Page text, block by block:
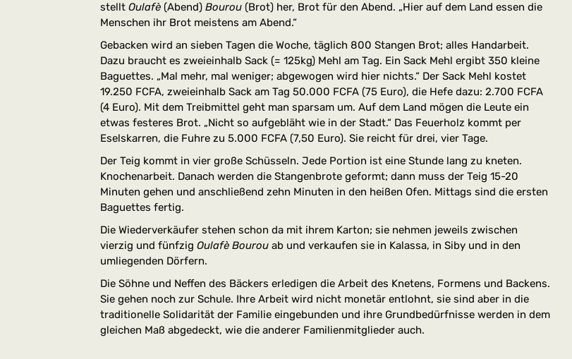
stellt Oulafè (Abend) Bourou (Brot) her, Brot für den Abend. „Hier auf dem Land essen die
Menschen ihr Brot meistens am Abend.“
Gebacken wird an sieben Tagen die Woche, täglich 800 Stangen Brot; alles Handarbeit.
Dazu braucht es zweieinhalb Sack (= 125kg) Mehl am Tag. Ein Sack Mehl ergibt 350 kleine
Baguettes. „Mal mehr, mal weniger; abgewogen wird hier nichts.“ Der Sack Mehl kostet
19.250 FCFA, zweieinhalb Sack am Tag 50.000 FCFA (75 Euro), die Hefe dazu: 2.700 FCFA
(4 Euro). Mit dem Treibmittel geht man sparsam um. Auf dem Land mögen die Leute ein
etwas festeres Brot. „Nicht so aufgebläht wie in der Stadt.“ Das Feuerholz kommt per
Eselskarren, die Fuhre zu 5.000 FCFA (7,50 Euro). Sie reicht für drei, vier Tage.
Der Teig kommt in vier große Schüsseln. Jede Portion ist eine Stunde lang zu kneten.
Knochenarbeit. Danach werden die Stangenbrote geformt; dann muss der Teig 15-20
Minuten gehen und anschließend zehn Minuten in den heißen Ofen. Mittags sind die ersten
Baguettes fertig.
Die Wiederverkäufer stehen schon da mit ihrem Karton; sie nehmen jeweils zwischen
vierzig und fünfzig Oulafè Bourou ab und verkaufen sie in Kalassa, in Siby und in den
umliegenden Dörfern.
Die Söhne und Neffen des Bäckers erledigen die Arbeit des Knetens, Formens und Backens.
Sie gehen noch zur Schule. Ihre Arbeit wird nicht monetär entlohnt, sie sind aber in die
traditionelle Solidarität der Familie eingebunden und ihre Grundbedürfnisse werden in dem
gleichen Maß abgedeckt, wie die anderer Familienmitglieder auch.